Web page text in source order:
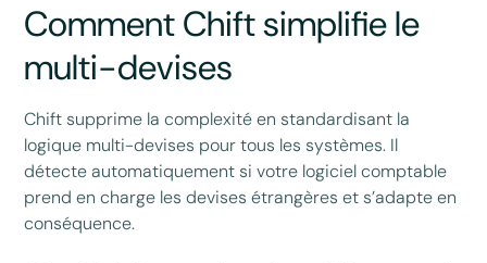
Comment Chift simplifie le
multi-devises
Chift supprime la complexité en standardisant la
logique multi-devises pour tous les systèmes. Il
détecte automatiquement si votre logiciel comptable
prend en charge les devises étrangères et s’adapte en
conséquence.